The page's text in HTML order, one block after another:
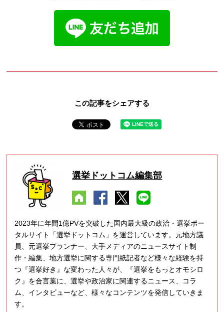
この記事をシェアする
選挙ドットコム編集部
2023年に年間1億PVを突破した国内最大級の政治・選挙ポー
タルサイト「選挙ドットコム」を運営しています。元地方議
員、元選挙プランナー、大手メディアのニュースサイト制
作・編集、地方選挙に関する専門紙記者など様々な経験を持
つ『選挙好き』な変わった人々が、『選挙をもっとオモシロ
ク』を合言葉に、選挙や政治家に関連するニュース、コラ
ム、インタビューなど、様々なコンテンツを発信していきま
す。